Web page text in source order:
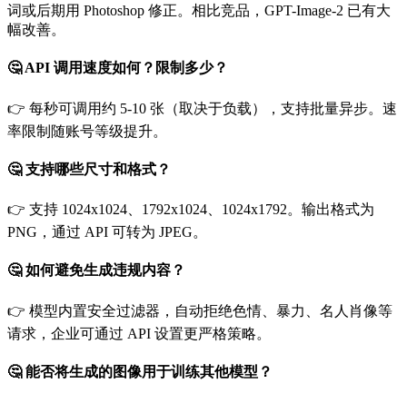
词或后期用 Photoshop 修正。相比竞品，GPT-Image-2 已有大
幅改善。
🤔 API 调用速度如何？限制多少？
👉 每秒可调用约 5-10 张（取决于负载），支持批量异步。速
率限制随账号等级提升。
🤔 支持哪些尺寸和格式？
👉 支持 1024x1024、1792x1024、1024x1792。输出格式为
PNG，通过 API 可转为 JPEG。
🤔 如何避免生成违规内容？
👉 模型内置安全过滤器，自动拒绝色情、暴力、名人肖像等
请求，企业可通过 API 设置更严格策略。
🤔 能否将生成的图像用于训练其他模型？